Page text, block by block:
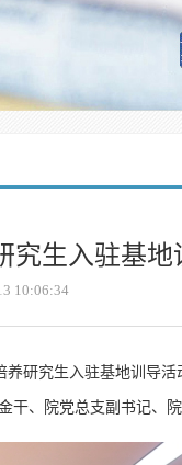
究生入驻基地
10:06:34
研究生入驻基地训导活
、院党总支副书记、